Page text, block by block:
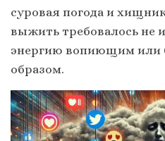
суровая погода и
выжить требовалось не
энергию вопиющим или
образом.